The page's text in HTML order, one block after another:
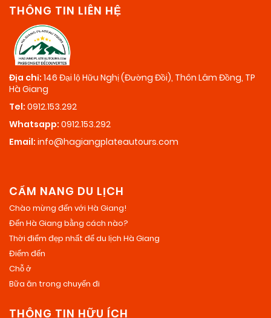
THÔNG TIN LIÊN HỆ
Địa chỉ: 146 Đại lộ Hữu Nghị (Đường Đồi), Thôn Lâm Đồng, TP
Hà Giang
Tel: 0912.153.292
Whatsapp: 0912.153.292
Email: info@hagiangplateautours.com
CẨM NANG DU LỊCH
Chào mừng đến với Hà Giang!
Đến Hà Giang bằng cách nào?
Thời điểm đẹp nhất để du lịch Hà Giang
Điểm đến
Chỗ ở
Bữa ăn trong chuyến đi
THÔNG TIN HỮU ÍCH